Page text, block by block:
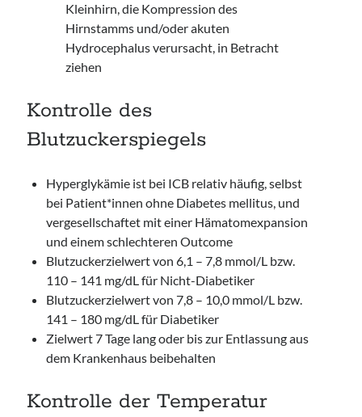
Kleinhirn, die Kompression des
Hirnstamms und/oder akuten
Hydrocephalus verursacht, in Betracht
ziehen
Kontrolle des
Blutzuckerspiegels
Hyperglykämie ist bei ICB relativ häufig, selbst
bei Patient*innen ohne Diabetes mellitus, und
vergesellschaftet mit einer Hämatomexpansion
und einem schlechteren Outcome
Blutzuckerzielwert von 6,1 – 7,8 mmol/L bzw.
110 – 141 mg/dL für Nicht-Diabetiker
Blutzuckerzielwert von 7,8 – 10,0 mmol/L bzw.
141 – 180 mg/dL für Diabetiker
Zielwert 7 Tage lang oder bis zur Entlassung aus
dem Krankenhaus beibehalten
Kontrolle der Temperatur